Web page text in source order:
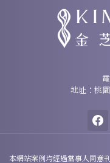
03-
地址：桃
本網站案例均經過當事人同意